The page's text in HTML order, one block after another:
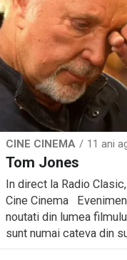
CINE CINEMA 11 ani
Tom Jones
In direct la Radio
Cine Cinema
noutati din lumea
sunt numai cateva din